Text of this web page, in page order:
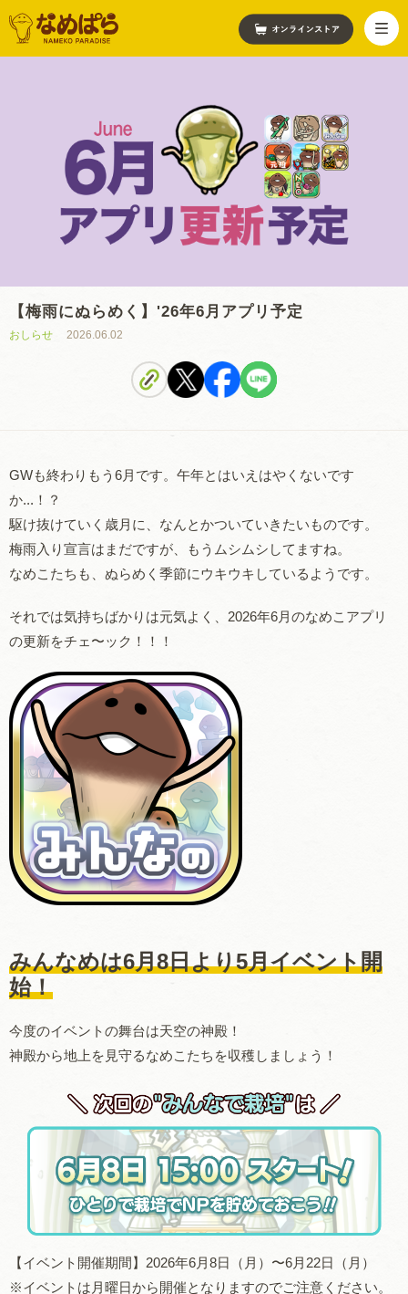
【梅雨にぬらめく】'26年6月アプリ予定
おしらせ 2026.06.02
GWも終わりもう6月です。午年とはいえはやくないです
か...！？
駆け抜けていく歳月に、なんとかついていきたいものです。
梅雨入り宣言はまだですが、もうムシムシしてますね。
なめこたちも、ぬらめく季節にウキウキしているようです。
それでは気持ちばかりは元気よく、2026年6月のなめこアプリ
の更新をチェ〜ック！！！
みんなめは6月8日より5月イベント開
始！
今度のイベントの舞台は天空の神殿！
神殿から地上を見守るなめこたちを収穫しましょう！
【イベント開催期間】 2026年6月8日（月）〜6月 22日（月）
※イベントは月曜日から開催となりますのでご注意ください。